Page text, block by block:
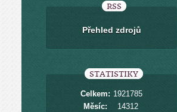
RSS
Přehled zdrojů
STATISTIKY
Celkem: 1921785
Měsíc:
14312